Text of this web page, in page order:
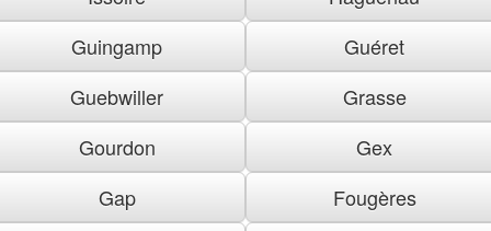
Guingamp
Guéret
Guebwiller
Grasse
Gourdon
Gex
Gap
Fougères